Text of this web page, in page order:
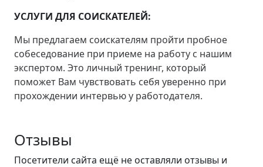
УСЛУГИ ДЛЯ СОИСКАТЕЛЕЙ:
Мы предлагаем соискателям пройти пробное
собеседование при приеме на работу с нашим
экспертом. Это личный тренинг, который
поможет Вам чувствовать себя уверенно при
прохождении интервью у работодателя.
Отзывы
Посетители сайта ещё не оставляли отзывы и